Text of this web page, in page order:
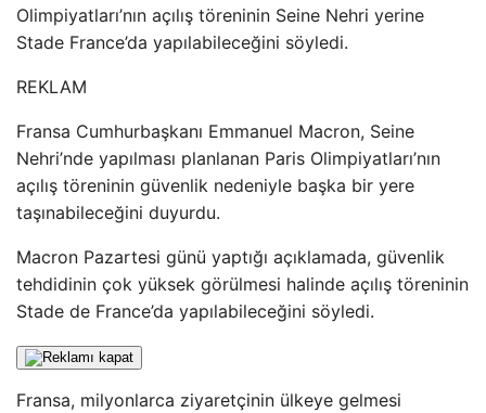
Olimpiyatları’nın açılış töreninin Seine Nehri yerine
Stade France’da yapılabileceğini söyledi.
REKLAM
Fransa Cumhurbaşkanı Emmanuel Macron, Seine
Nehri’nde yapılması planlanan Paris Olimpiyatları’nın
açılış töreninin güvenlik nedeniyle başka bir yere
taşınabileceğini duyurdu.
Macron Pazartesi günü yaptığı açıklamada, güvenlik
tehdidinin çok yüksek görülmesi halinde açılış töreninin
Stade de France’da yapılabileceğini söyledi.
Fransa, milyonlarca ziyaretçinin ülkeye gelmesi